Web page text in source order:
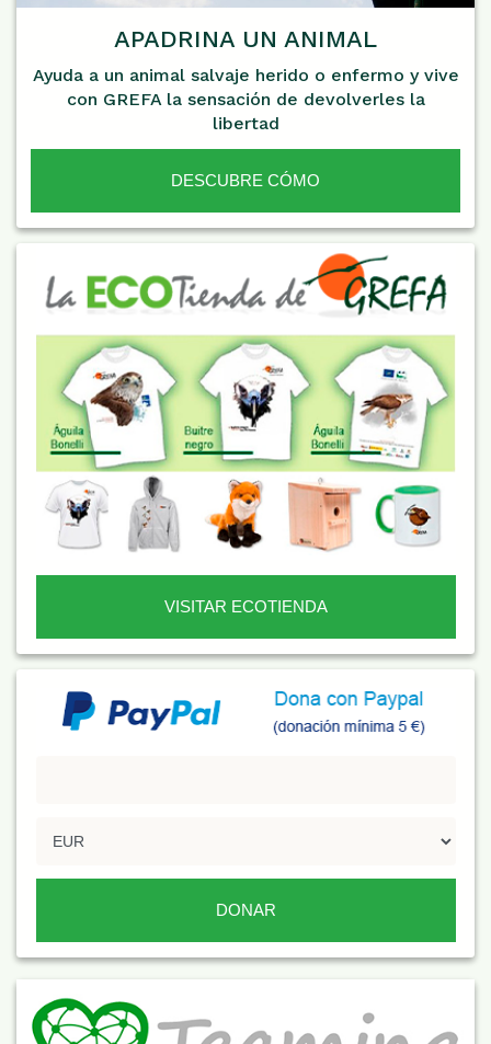
APADRINA UN ANIMAL
Ayuda a un animal salvaje herido o enfermo y vive
con GREFA la sensación de devolverles la
libertad
DESCUBRE CÓMO
VISITAR ECOTIENDA